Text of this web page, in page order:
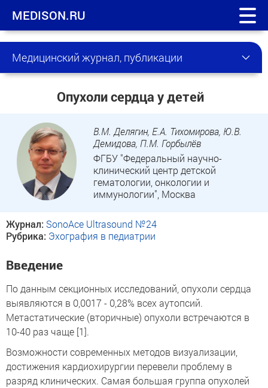
MEDISON.RU
Медицинский журнал, публикации
Опухоли сердца у детей
В.М. Делягин, Е.А. Тихомирова, Ю.В.
Демидова, П.М. Горбылёв
ФГБУ "Федеральный научно-
клинический центр детской
гематологии, онкологии и
иммунологии", Москва
Журнал: SonoAce Ultrasound №24
Рубрика: Эхография в педиатрии
Введение
По данным секционных исследований, опухоли сердца
выявляются в 0,0017 - 0,28% всех аутопсий.
Метастатические (вторичные) опухоли встречаются в
10-40 раз чаще [1].
Возможности современных методов визуализации,
достижения кардиохирургии перевели проблему в
разряд клинических. Самая большая группа опухолей